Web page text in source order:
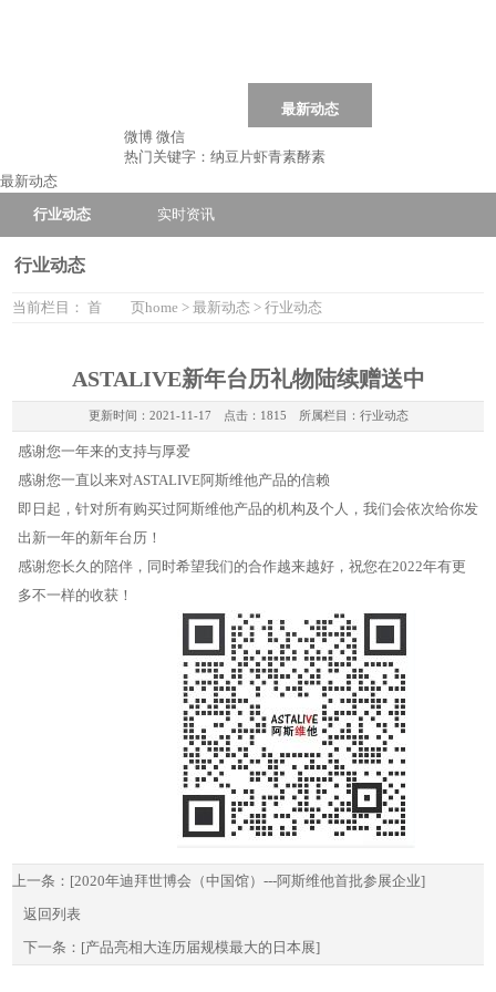
最新动态
微博 微信
热门关键字： 纳豆片虾青素酵素
最新动态
行业动态
实时资讯
行业动态
当前栏目： 首 页home > 最新动态 > 行业动态
ASTALIVE新年台历礼物陆续赠送中
更新时间： 2021-11-17 点击：1815 所属栏目： 行业动态
感谢您一年来的支持与厚爱
感谢您一直以来对ASTALIVE阿斯维他产品的信赖
即日起，针对所有购买过阿斯维他产品的机构及个人，我们会依次给你发
出新一年的新年台历！
感谢您长久的陪伴，同时希望我们的合作越来越好，祝您在2022年有更
多不一样的收获！
上一条：[2020年迪拜世博会（中国馆）---阿斯维他首批参展企业]
返回列表
下一条：[产品亮相大连历届规模最大的日本展]